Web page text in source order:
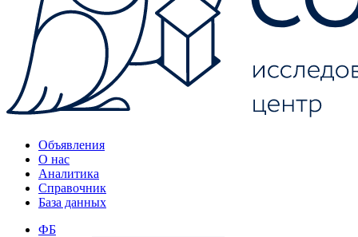
Объявления
О нас
Аналитика
Справочник
База данных
ФБ